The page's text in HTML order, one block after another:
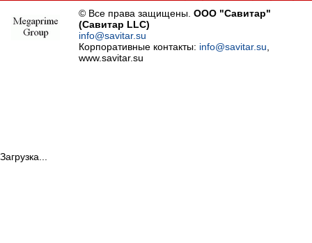
© Все права защищены.ООО "Савитар"
(Савитар LLC)
info@savitar.su
Корпоративные контакты: info@savitar.su
www.savitar.su
Загрузка...